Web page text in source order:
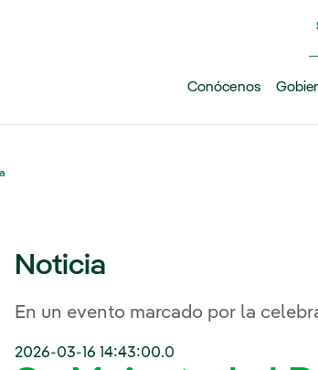
Conócenos
Noticia
En un evento marcado por la
2026-03-16 14:43:00.0